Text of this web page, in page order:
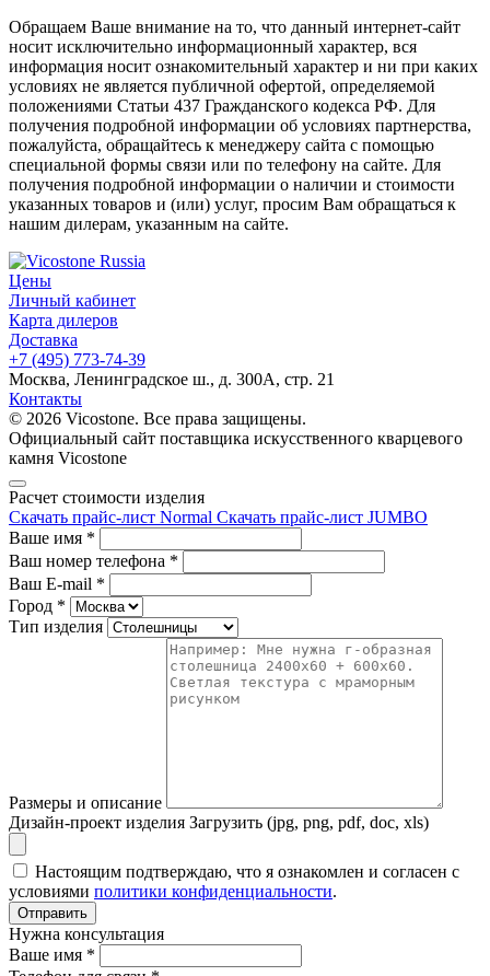
Обращаем Ваше внимание на то, что данный интернет-сайт
носит исключительно информационный характер, вся
информация носит ознакомительный характер и ни при каких
условиях не является публичной офертой, определяемой
положениями Статьи 437 Гражданского кодекса РФ. Для
получения подробной информации об условиях партнерства,
пожалуйста, обращайтесь к менеджеру сайта с помощью
специальной формы связи или по телефону на сайте. Для
получения подробной информации о наличии и стоимости
указанных товаров и (или) услуг, просим Вам обращаться к
нашим дилерам, указанным на сайте.
Цены
Личный кабинет
Карта дилеров
Доставка
+7 (495) 773-74-39
Москва, Ленинградское ш., д. 300А, стр. 21
Контакты
© 2026 Vicostone. Все права защищены.
Официальный сайт поставщика искусственного кварцевого
камня Vicostone
Расчет стоимости изделия
Скачать прайс-лист Normal Скачать прайс-лист JUMBO
Ваше имя *
Ваш номер телефона *
Ваш E-mail *
Город *
Тип изделия
Размеры и описание
Дизайн-проект изделия Загрузить (jpg, png, pdf, doc, xls)
Настоящим подтверждаю, что я ознакомлен и согласен с
условиями политики конфиденциальности.
Отправить
Нужна консультация
Ваше имя *